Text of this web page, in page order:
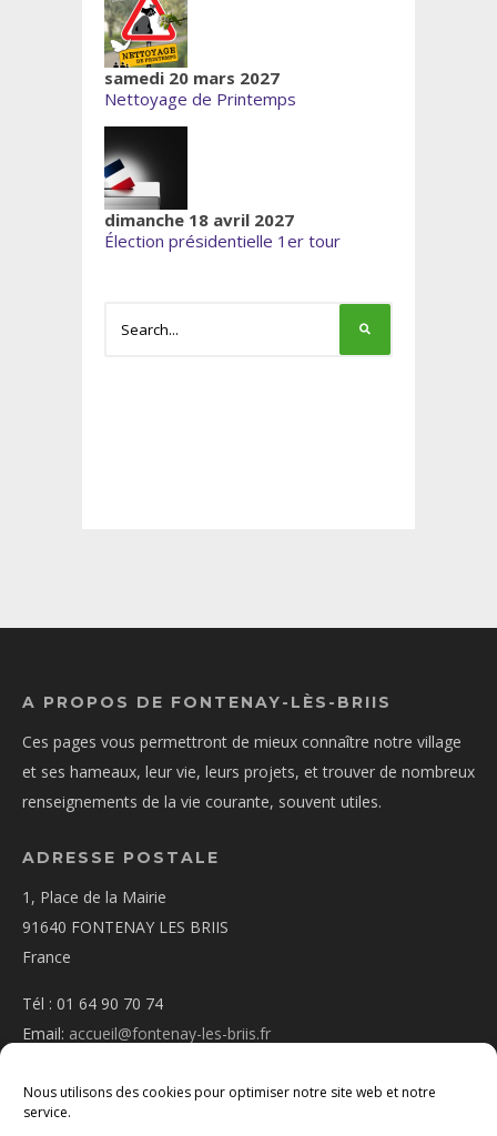
Nous utilisons des cookies pour optimiser notre site web et notre
service.
samedi 20 mars 2027
Nettoyage de Printemps
dimanche 18 avril 2027
Élection présidentielle 1er tour
A PROPOS DE FONTENAY-LÈS-BRIIS
Ces pages vous permettront de mieux connaître notre village
et ses hameaux, leur vie, leurs projets, et trouver de nombreux
renseignements de la vie courante, souvent utiles.
ADRESSE POSTALE
1, Place de la Mairie
91640 FONTENAY LES BRIIS
France
Tél : 01 64 90 70 74
Email: accueil@fontenay-les-briis.fr